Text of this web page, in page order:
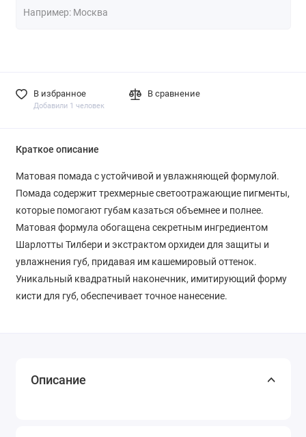
В избранное
Добавили 1 человек
В сравнение
Краткое описание
Матовая помада с устойчивой и увлажняющей формулой.
Помада содержит трехмерные светоотражающие пигменты,
которые помогают губам казаться объемнее и полнее.
Матовая формула обогащена секретным ингредиентом
Шарлотты Тилбери и экстрактом орхидеи для защиты и
увлажнения губ, придавая им кашемировый оттенок.
Уникальный квадратный наконечник, имитирующий форму
кисти для губ, обеспечивает точное нанесение.
Описание